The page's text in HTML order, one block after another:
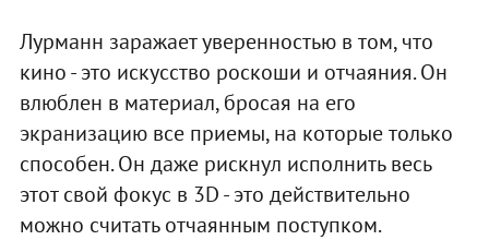
Лурманн заражает уверенностью в том, что
кино - это искусство роскоши и отчаяния. Он
влюблен в материал, бросая на его
экранизацию все приемы, на которые только
способен. Он даже рискнул исполнить весь
этот свой фокус в 3D - это действительно
можно считать отчаянным поступком.